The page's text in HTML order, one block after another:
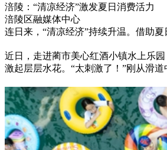
涪陵：“清凉经济”激发夏日消费活力
涪陵区融媒体中心
连日来，“清凉经济”持续升温。借助
近日，走进蔺市美心红酒小镇水上乐
激起层层水花。“太刺激了！”刚从滑